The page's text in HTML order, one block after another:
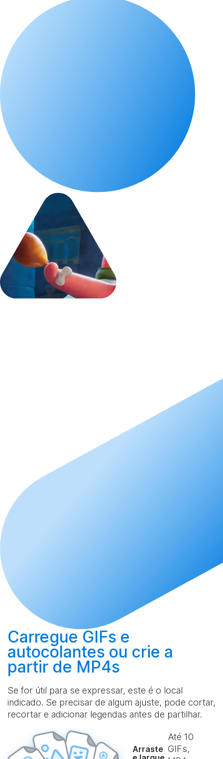
Carregue GIFs e
autocolantes ou crie a
partir de MP4s
Se for útil para se expressar, este é o local
indicado. Se precisar de algum ajuste, pode cortar,
recortar e adicionar legendas antes de partilhar.
Arraste
Até 10
GIFs,